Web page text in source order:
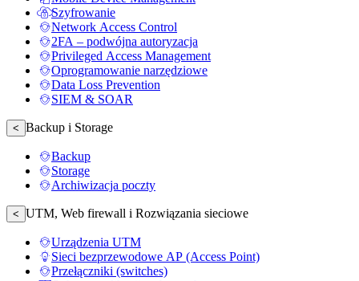
Szyfrowanie
Network Access Control
2FA – podwójna autoryzacja
Privileged Access Management
Oprogramowanie narzędziowe
Data Loss Prevention
SIEM & SOAR
< Backup i Storage
Backup
Storage
Archiwizacja poczty
< UTM, Web firewall i Rozwiązania sieciowe
Urządzenia UTM
Sieci bezprzewodowe AP (Access Point)
Przełączniki (switches)